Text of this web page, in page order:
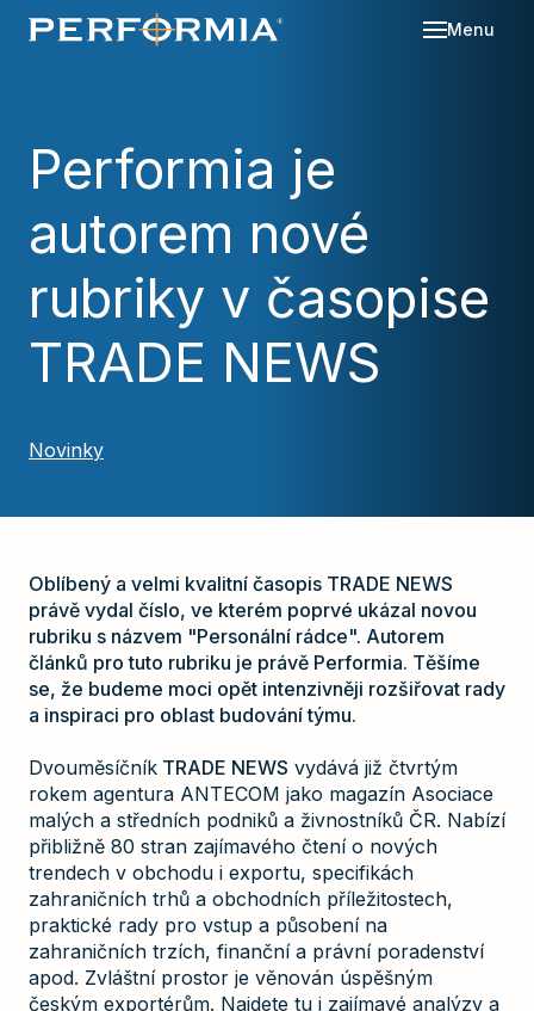
Menu
Performia je
autorem nové
rubriky v časopise
TRADE NEWS
Novinky
Oblíbený a velmi kvalitní časopis TRADE NEWS
právě vydal číslo, ve kterém poprvé ukázal novou
rubriku s názvem "Personální rádce". Autorem
článků pro tuto rubriku je právě Performia. Těšíme
se, že budeme moci opět intenzivněji rozšiřovat rady
a inspiraci pro oblast budování týmu.
Dvouměsíčník TRADE NEWS vydává již čtvrtým
rokem agentura ANTECOM jako magazín Asociace
malých a středních podniků a živnostníků ČR. Nabízí
přibližně 80 stran zajímavého čtení o nových
trendech v obchodu i exportu, specifikách
zahraničních trhů a obchodních příležitostech,
praktické rady pro vstup a působení na
zahraničních trzích, finanční a právní poradenství
apod. Zvláštní prostor je věnován úspěšným
českým exportérům. Najdete tu i zajímavé analýzy a